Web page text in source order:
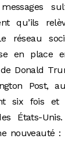
qu’ils
réseau
en place
de Donald
Post,
six fois et
États-
nouveauté :